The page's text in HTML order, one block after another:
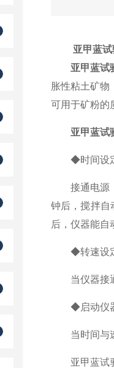
亚甲蓝
亚甲蓝试
胀性粘土矿
可用于矿粉的
亚甲蓝试
◆时间设
接通电源，
钟后，搅拌自
后，仪器能自
◆转速设
当仪器接通
◆启动仪
当时间与速
亚甲蓝试验